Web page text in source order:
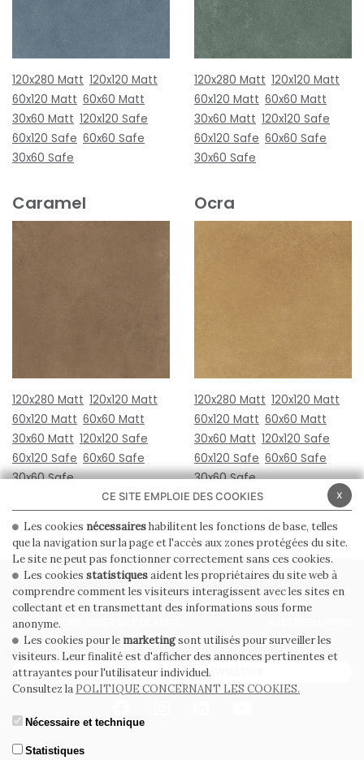
120x280 Matt 120x120 Matt
60x120 Matt 60x60 Matt
30x60 Matt 120x120 Safe
60x120 Safe 60x60 Safe
30x60 Safe
120x280 Matt 120x120 Matt
60x120 Matt 60x60 Matt
30x60 Matt 120x120 Safe
60x120 Safe 60x60 Safe
30x60 Safe
Caramel
120x280 Matt 120x120 Matt
60x120 Matt 60x60 Matt
30x60 Matt 120x120 Safe
60x120 Safe 60x60 Safe
30x60 Safe
Ocra
120x280 Matt 120x120 Matt
60x120 Matt 60x60 Matt
30x60 Matt 120x120 Safe
60x120 Safe 60x60 Safe
30x60 Safe
PRIVACY POLICY COOKIE POLICY
CONDITIONS GÉNÉRALES DE VENTE
ABONNEZ-VOUS À LA NEWSLETTER
x
CE SITE EMPLOIE DES COOKIES
Les cookies nécessaireshabilitent les fonctions de base, telles
que la navigation sur la page et l'accès aux zones protégées du site.
Le site ne peut pas fonctionner correctement sans ces cookies.
Les cookies statistiquesaident les propriétaires du site web à
comprendre comment les visiteurs interagissent avec les sites en
collectant et en transmettant des informations sous forme
anonyme.
Les cookies pour le marketingsont utilisés pour surveiller les
visiteurs. Leur finalité est d'afficher des annonces pertinentes et
attrayantes pour l'utilisateur individuel.
Consultez la POLITIQUE CONCERNANT LES COOKIES.
Nécessaire et technique
Statistiques